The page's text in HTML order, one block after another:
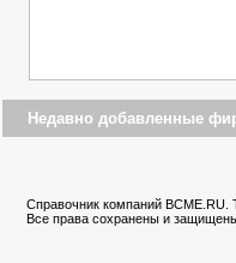
Недавно добавленные
Справочник компаний BCME.RU.
Все права сохранены и